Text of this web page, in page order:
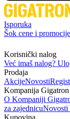
Isporuka
Šok cene i promocije
Korisnički nalog
Već imaš nalog?
Prodaja
AkcijeNovosti
Kompanija Gigatron
O Kompaniji
za zajednicuNovosti
Kupovina